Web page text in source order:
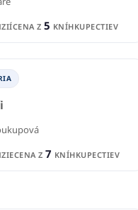
CENA Z 5 KNÍHKUPECTIEV
CENA Z 7 KNÍHKUPECTIEV